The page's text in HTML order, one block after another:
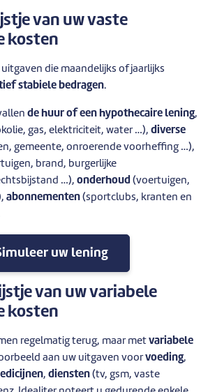
van uw vaste
kosten
die maandelijks of jaarlijks
stabiele bedragen.
de huur of een hypothecaire lening,
gas, elektriciteit, water …), diverse
gemeente, onroerende voorheffing …),
brand, burgerlijke
…), onderhoud (voertuigen,
abonnementen (sportclubs, kranten en
uw lening
van uw variabele
kosten
regelmatig terug, maar met variabele
aan uw uitgaven voorvoeding,
, diensten (tv, gsm, vaste